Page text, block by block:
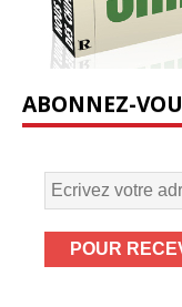
ABONNEZ-